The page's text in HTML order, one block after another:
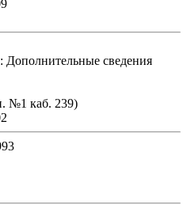
Дополнительные сведения
№1 каб. 239)